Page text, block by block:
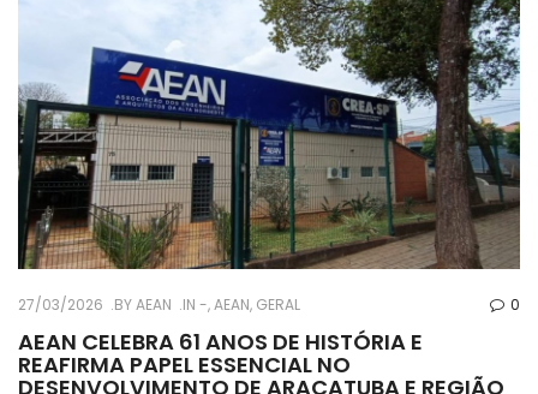
27/03/2026 BYAEAN IN -,AEAN, GERAL 0
AEAN CELEBRA 61 ANOS DE HISTÓRIA E
REAFIRMA PAPEL ESSENCIAL NO
DESENVOLVIMENTO DE ARAÇATUBA E REGIÃO